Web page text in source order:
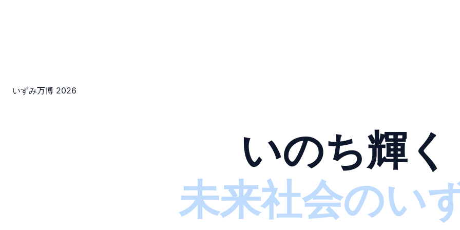
いずみ万博 2026
いのち輝く
未来社会のい